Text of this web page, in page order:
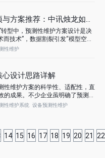
方案推荐：中讯烛龙如何打
型中，预测性维护方案设计是决
技术”，数据割裂引发“模型空
不鲜。
性维护
设计思路详解
维护方案的科学性、适配性，直
成果。不少企业虽明确了预测性
贴合度低、落地困难”的困境，要
性维护系统 设备预测性维护
14 15 16 17 18 19 20 21 22